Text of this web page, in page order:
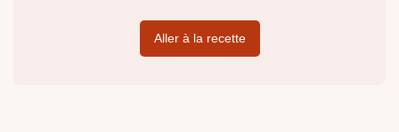
Aller à la recette